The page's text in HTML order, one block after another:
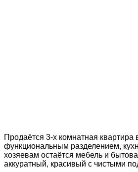
Продаётся 3-х комнатная
функциональным разделением,
хозяевам остаётся мебель и
аккуратный, красивый с чистыми